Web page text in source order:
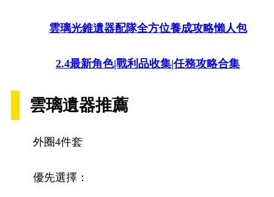
雲璃光錐遺器配隊全方位養成攻略懶人包
2.4最新角色|戰利品收集|任務攻略合集
雲璃遺器推薦
外圈4件套
優先選擇：